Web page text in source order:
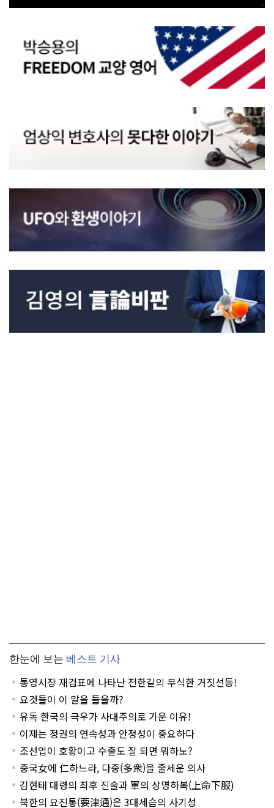
한눈에 보는 베스트 기사
통영시장 재검표에 나타난 전한길의 무식한 거짓선동!
요것들이 이 말을 들을까?
유독 한국의 극우가 사대주의로 기운 이유!
이제는 정권의 연속성과 안정성이 중요하다
조선업이 호황이고 수출도 잘 되면 뭐하노?
중국女에 仁하느라, 다중(多衆)을 줄세운 의사
김현태 대령의 최후 진술과 軍의 상명하복(上命下服)
북한의 요진통(要津通)은 3대세습의 사기성